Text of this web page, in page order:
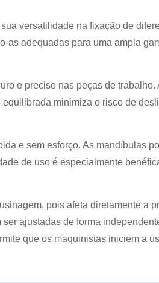
versatilidade na fixação de
adequadas para uma ampla
e preciso nas peças de
minimiza o risco de
e sem esforço. As mandíbulas
de uso é especialmente
pois afeta diretamente a
ajustadas de forma
que os maquinistas iniciem a